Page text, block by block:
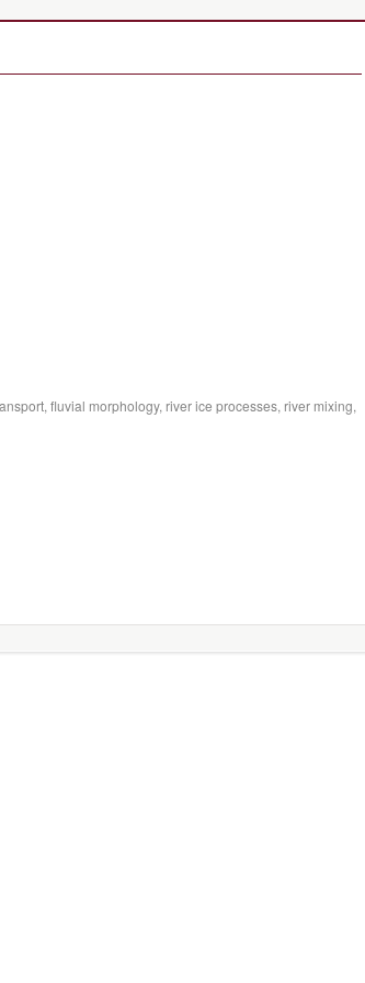
fluvial morphology, river ice processes, river mixing,